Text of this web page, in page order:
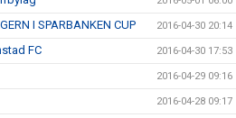
I SPARBANKEN CUP 2016-04-30 20:14
FC 2016-04-30 17:53
2016-04-29 09:16
2016-04-28 09:17